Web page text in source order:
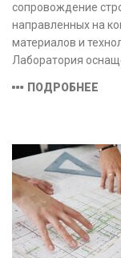
сопровождение
направленных на
материалов и
Лаборатория
соответствующими
ПОДРОБНЕЕ